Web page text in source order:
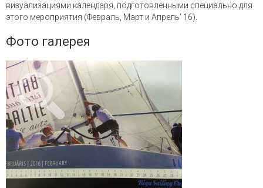
визуализациями календаря, подготовленными специально для
этого мероприятия (Февраль, Март и Апрель’ 16).
Фото галерея